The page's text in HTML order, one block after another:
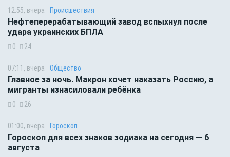
12:55, вчера Происшествия
Нефтеперерабатывающий завод вспыхнул после
удара украинских БПЛА
0 24
07:11, вчера Общество
Главное за ночь. Макрон хочет наказать Россию, а
мигранты изнасиловали ребёнка
0 26
01:00, вчера Гороскоп
Гороскоп для всех знаков зодиака на сегодня — 6
августа